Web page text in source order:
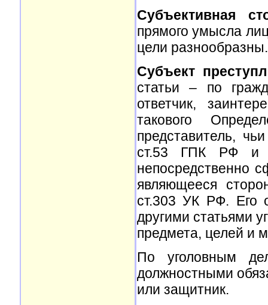
Субъективная
прямого умысла
цели разнообразны.
Субъект
статьи – по
ответчик,
такового
представитель,
ст.53 ГПК РФ и
непосредственно
являющееся
ст.303 УК РФ. Его
другими статьями
предмета, целей и
По уголовным
должностными
или защитник.